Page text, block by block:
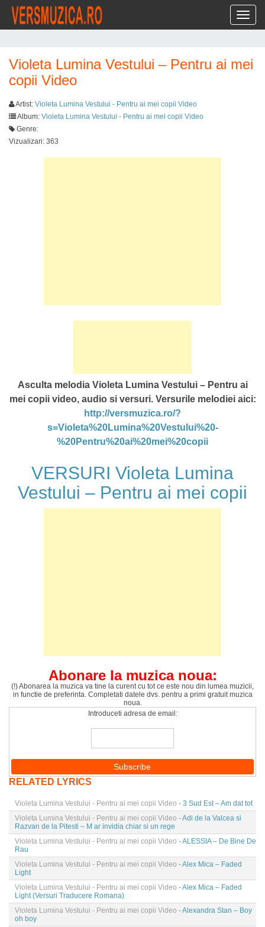
Violeta Lumina Vestului – Pentru ai mei
copii Video
Artist: Violeta Lumina Vestului - Pentru ai mei copii Video
Album: Violeta Lumina Vestului - Pentru ai mei copii Video
Genre:
Vizualizari: 363
Asculta melodia Violeta Lumina Vestului – Pentru ai
mei copii video, audio si versuri. Versurile melodiei aici:
http://versmuzica.ro/?
s=Violeta%20Lumina%20Vestului%20-
%20Pentru%20ai%20mei%20copii
VERSURI Violeta Lumina
Vestului – Pentru ai mei copii
Abonare la muzica noua:
(!) Abonarea la muzica va tine la curent cu tot ce este nou din lumea muzicii,
in functie de preferinta. Completati datele dvs. pentru a primi gratuit muzica
noua.
Introduceti adresa de email:
RELATED LYRICS
Violeta Lumina Vestului - Pentru ai mei copii Video - 3 Sud Est – Am dat tot
Violeta Lumina Vestului - Pentru ai mei copii Video - Adi de la Valcea si
Razvan de la Pitesti – M ar invidia chiar si un rege
Violeta Lumina Vestului - Pentru ai mei copii Video - ALESSIA – De Bine De
Rau
Violeta Lumina Vestului - Pentru ai mei copii Video - Alex Mica – Faded
Light
Violeta Lumina Vestului - Pentru ai mei copii Video - Alex Mica – Faded
Light (Versuri Traducere Romana)
Violeta Lumina Vestului - Pentru ai mei copii Video - Alexandra Stan – Boy
oh boy